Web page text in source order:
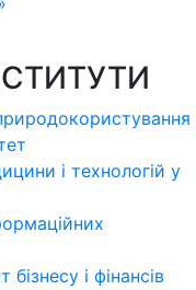
і технологій у
і фінансів